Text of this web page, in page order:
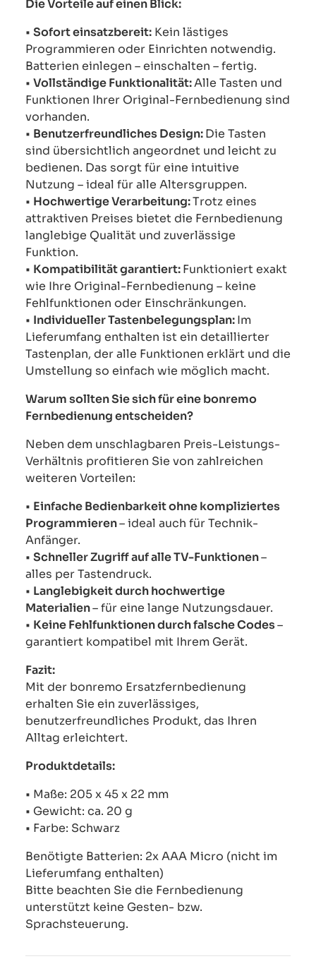
Die Vorteile auf einen Blick:
• Sofort einsatzbereit: Kein lästiges
Programmieren oder Einrichten notwendig.
Batterien einlegen – einschalten – fertig.
• Vollständige Funktionalität:Alle Tasten und
Funktionen Ihrer Original-Fernbedienung sind
vorhanden.
• Benutzerfreundliches Design:Die Tasten
sind übersichtlich angeordnet und leicht zu
bedienen. Das sorgt für eine intuitive
Nutzung – ideal für alle Altersgruppen.
• Hochwertige Verarbeitung:Trotz eines
attraktiven Preises bietet die Fernbedienung
langlebige Qualität und zuverlässige
Funktion.
• Kompatibilität garantiert:Funktioniert exakt
wie Ihre Original-Fernbedienung – keine
Fehlfunktionen oder Einschränkungen.
• Individueller Tastenbelegungsplan:Im
Lieferumfang enthalten ist ein detaillierter
Tastenplan, der alle Funktionen erklärt und die
Umstellung so einfach wie möglich macht.
Warum sollten Sie sich für eine bonremo
Fernbedienung entscheiden?
Neben dem unschlagbaren Preis-Leistungs-
Verhältnis profitieren Sie von zahlreichen
weiteren Vorteilen:
• Einfache Bedienbarkeit ohne kompliziertes
Programmieren– ideal auch für Technik-
Anfänger.
• Schneller Zugriff auf alle TV-Funktionen–
alles per Tastendruck.
• Langlebigkeit durch hochwertige
Materialien– für eine lange Nutzungsdauer.
• Keine Fehlfunktionen durch falsche Codes–
garantiert kompatibel mit Ihrem Gerät.
Fazit:
Mit der bonremo Ersatzfernbedienung
erhalten Sie ein zuverlässiges,
benutzerfreundliches Produkt, das Ihren
Alltag erleichtert.
Produktdetails:
• Maße: 205 x 45 x 22 mm
• Gewicht: ca. 20 g
• Farbe: Schwarz
Benötigte Batterien: 2x AAA Micro (nicht im
Lieferumfang enthalten)
Bitte beachten Sie die Fernbedienung
unterstützt keine Gesten- bzw.
Sprachsteuerung.